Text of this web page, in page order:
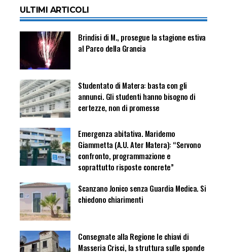
ULTIMI ARTICOLI
Brindisi di M., prosegue la stagione estiva
al Parco della Grancia
Studentato di Matera: basta con gli
annunci. Gli studenti hanno bisogno di
certezze, non di promesse
Emergenza abitativa. Maridemo
Giammetta (A.U. Ater Matera): “Servono
confronto, programmazione e
soprattutto risposte concrete”
Scanzano Jonico senza Guardia Medica. Si
chiedono chiarimenti
Consegnate alla Regione le chiavi di
Masseria Crisci, la struttura sulle sponde